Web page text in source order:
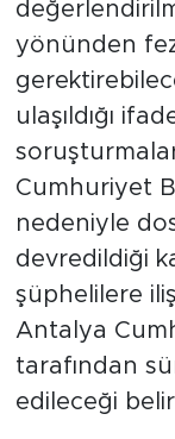
yönünden
ulaşıldığı
Cumhuriyet
nedeniyle
devredildiği
şüphelilere
Antalya
tarafından
edileceği